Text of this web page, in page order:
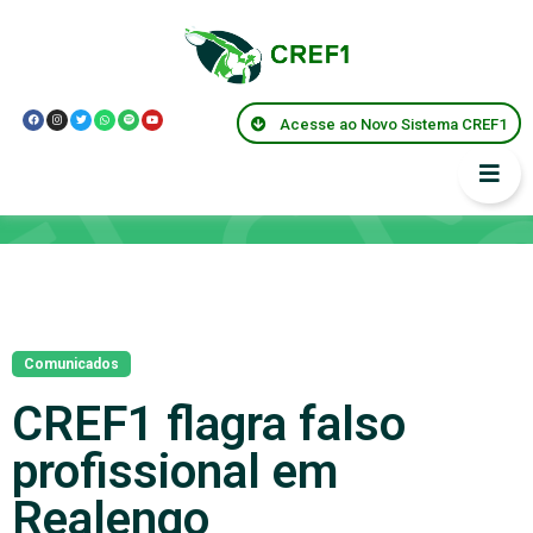
Acesse ao Novo Sistema CREF1
Comunicados
CREF1 flagra falso
profissional em
Realengo